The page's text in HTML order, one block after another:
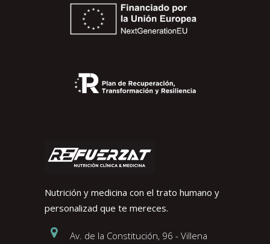
Nutrición y medicina con el trato humano y
personalizad que te mereces.
Av. de la Constitución, 96 - Villena